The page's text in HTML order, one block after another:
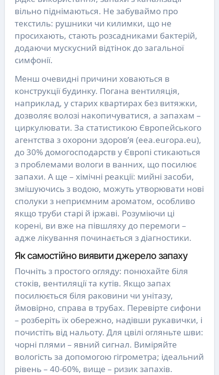
вільно піднімаються. Не забуваймо про
текстиль: рушники чи килимки, що не
просихають, стають розсадниками бактерій,
додаючи мускусний відтінок до загальної
симфонії.
Менш очевидні причини ховаються в
конструкції будинку. Погана вентиляція,
наприклад, у старих квартирах без витяжки,
дозволяє волозі накопичуватися, а запахам –
циркулювати. За статистикою Європейського
агентства з охорони здоров’я (eea.europa.eu),
до 30% домогосподарств у Європі стикаються
з проблемами вологи в ванних, що посилює
запахи. А ще – хімічні реакції: мийні засоби,
змішуючись з водою, можуть утворювати нові
сполуки з неприємним ароматом, особливо
якщо труби старі й іржаві. Розуміючи ці
корені, ви вже на півшляху до перемоги –
адже лікування починається з діагностики.
Як самостійно виявити джерело запаху
Почніть з простого огляду: понюхайте біля
стоків, вентиляції та кутів. Якщо запах
посилюється біля раковини чи унітазу,
ймовірно, справа в трубах. Перевірте сифони
– розберіть їх обережно, надівши рукавички, і
почистіть від нальоту. Для цвілі огляньте шви:
чорні плями – явний сигнал. Виміряйте
вологість за допомогою гігрометра; ідеальний
рівень – 40-60%, вище – ризик запахів.